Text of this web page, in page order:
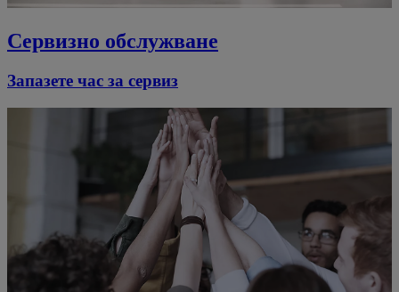
Сервизно обслужване
Запазете час за сервиз